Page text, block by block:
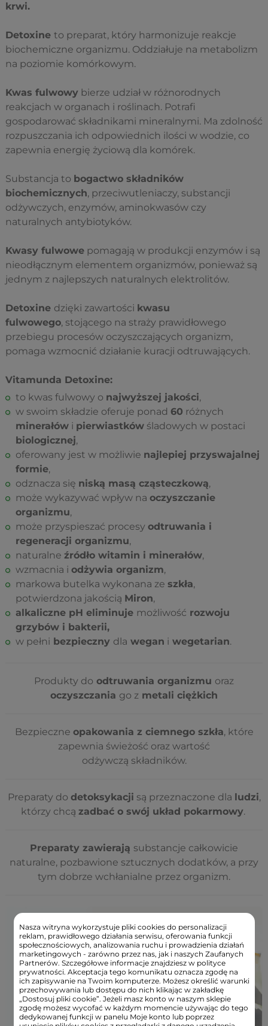
krwi.
Detoxine to preparat, który harmonizuje reakcje
biochemiczne organizmu. Oddziałuje na metabolizm
na poziomie komórkowym.
Kwas fulwowy bierze udział w różnorodnych
reakcjach w organach i roślinach. Potrafi
gospodarować składnikami mineralnymi. Ma zdolność
rozpuszczania ich odpowiednich ilości w wodzie, co
zapewnia energię życiową dla komórek.
Substancja to bogactwo składników
biochemicznych, przeciwutleniaczy, substancji
odżywczych, enzymów, aminokwasów czy
naturalnych antybiotyków.
Kwasy fulwowe pomagają w produkcji enzymów i są
nieodłącznym elementem organizmów, ponieważ są
jednym z najlepszych naturalnych elektrolitów.
Detoxine dzięki zawartości kwasu
fulwowego, stojącego na straży prawidłowego
przebiegu procesów oczyszczających organizm,
pomaga wzmocnić działanie kuracji odtruwających.
Vitamunda Detoxine:
to kwas fulwowy o najwyższej jakości,
w swoim składzie oferuje ponad 60 różnych
minerałów i pierwiastków śladowych w postaci
biologicznej,
oferowany jest w możliwie najlepiej przyswajalnej
formie,
odznacza się niską masą cząsteczkową,
może wykazywać wpływ na oczyszczanie
organizmu,
może przyspieszać procesy odtruwania i
regeneracji organizmu,
naturalne źródło witamin i minerałów,
wzmacnia i odżywia organizm,
markowa butelka wykonana ze szkła,
potwierdzona jakością Miron,
alkaliczne pH eliminuje możliwość rozwoju
grzybów i bakterii,
w pełni bezpieczny dla wegan i wegetarian.
Produkty do odtruwania organizmu oraz
oczyszczania go z metali ciężkich
Bezpieczne opakowania z ciemnego szkła, które
zapewnia świeżość oraz wartość
odżywczą składników.
Preparaty do detoksykacji są przeznaczone dla ludzi,
którzy chcą zadbać o swój układ pokarmowy.
Preparaty zawierają substancje całkowicie
naturalne, pozbawione sztucznych dodatków, a przy
tym dobrze wchłanialne przez organizm.
Nasza witryna wykorzystuje pliki cookies do personalizacji
reklam, prawidłowego działania serwisu, oferowania funkcji
społecznościowych, analizowania ruchu i prowadzienia działań
marketingowych - zarówno przez nas, jak i naszych Zaufanych
Partnerów. Szczegółowe informacje znajdziesz w polityce
prywatności. Akceptacja tego komunikatu oznacza zgodę na
ich zapisywanie na Twoim komputerze. Możesz określić warunki
przechowywania lub dostępu do nich klikając w zakładkę
„Dostosuj pliki cookie”. Jeżeli masz konto w naszym sklepie
zgodę możesz wycofać w każdym momencie używając do tego
dedykowanej funkcji w panelu Moje konto lub poprzez